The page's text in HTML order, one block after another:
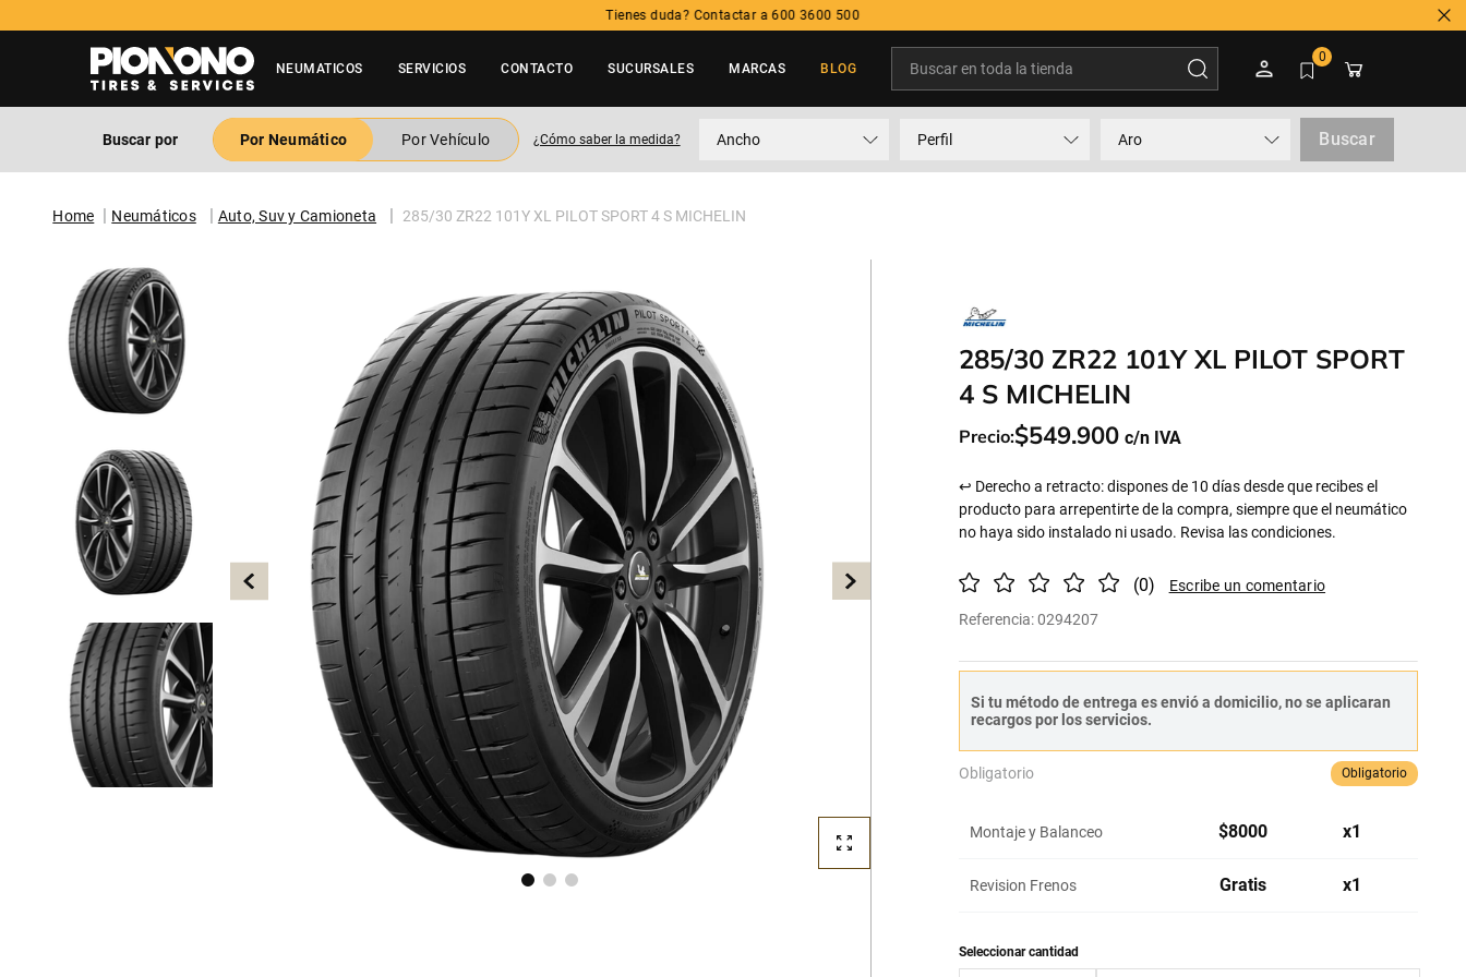
Tienes duda? Contactar a 600 3600 500
NEUMATICOS SERVICIOS CONTACTO SUCURSALES MARCAS BLOG
0
Buscar por Por Neumático Por Vehículo ¿Cómo saber la medida? Ancho Perfil Aro Buscar
Neumáticos Auto, Suv y Camioneta 285/30 ZR22 101Y XL PILOT SPORT 4 S MICHELIN
285/30 ZR22 101Y XL PILOT SPORT
4 S MICHELIN
Precio:$549.900
↩ Derecho a retracto: dispones de 10 días desde que recibes el
producto para arrepentirte de la compra, siempre que el neumático
no haya sido instalado ni usado. Revisa las condiciones.
(0)
Referencia:0294207
Si tu método de entrega es envió a domicilio, no se aplicaran
recargos por los servicios.
Obligatorio Obligatorio
Montaje y Balanceo $8000 x1
Revision Frenos Gratis x1
TÉRMINOS MÁS BUSCADOS
. neumatico
3 . 215
5. 195